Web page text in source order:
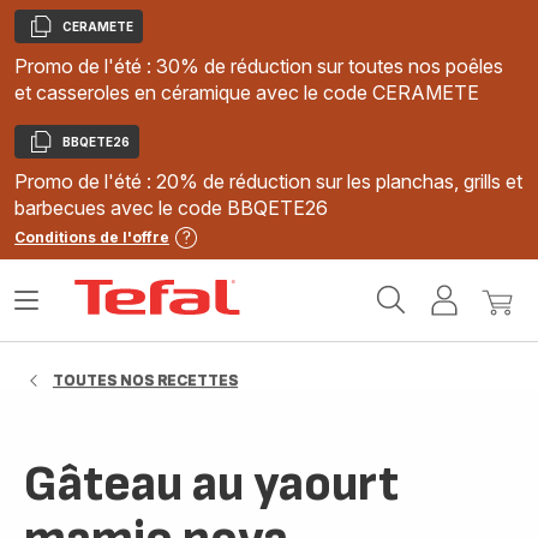
Copier
CERAMETE
Promo de l'été : 30% de réduction sur toutes nos poêles
et casseroles en céramique avec le code CERAMETE
Copier
BBQETE26
Promo de l'été : 20% de réduction sur les planchas, grills et
barbecues avec le code BBQETE26
Conditions de l'offre
MonMon
Ouvrir
TOUTES NOS RECETTES
Gâteau au yaourt